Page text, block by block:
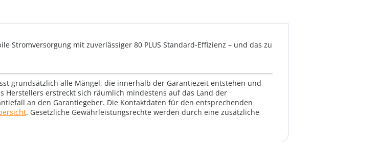
Stromversorgung mit zuverlässiger 80 PLUS Standard-Effizienz – und das zu
grundsätzlich alle Mängel, die innerhalb der Garantiezeit entstehen und
erstreckt sich räumlich mindestens auf das Land der
an den Garantiegeber. Die Kontaktdaten für den entsprechenden
. Gesetzliche Gewährleistungsrechte werden durch eine zusätzliche